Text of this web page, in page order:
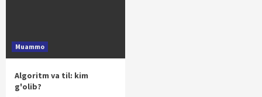
Muammo
Algoritm va til: kim
g'olib?